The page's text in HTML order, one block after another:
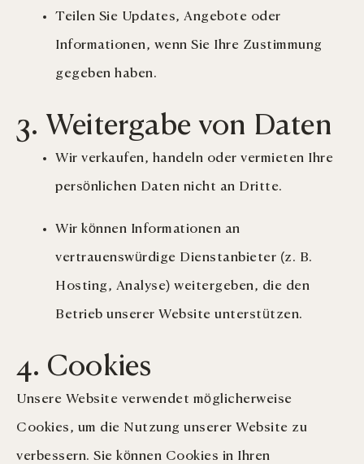
Teilen Sie Updates, Angebote oder
Informationen, wenn Sie Ihre Zustimmung
gegeben haben.
3. Weitergabe von Daten
Wir verkaufen, handeln oder vermieten Ihre
persönlichen Daten nicht an Dritte.
Wir können Informationen an
vertrauenswürdige Dienstanbieter (z. B.
Hosting, Analyse) weitergeben, die den
Betrieb unserer Website unterstützen.
4. Cookies
Unsere Website verwendet möglicherweise
Cookies, um die Nutzung unserer Website zu
verbessern. Sie können Cookies in Ihren